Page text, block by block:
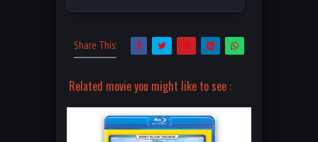
Share This:
Related movie you might like to see :